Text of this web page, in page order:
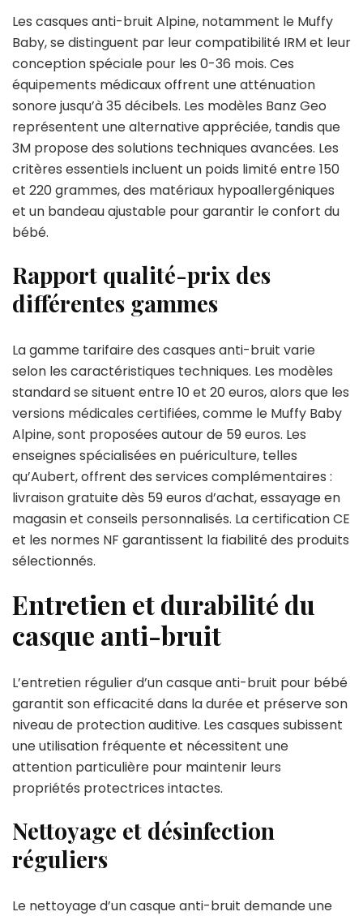
Les casques anti-bruit Alpine, notamment le Muffy
Baby, se distinguent par leur compatibilité IRM et leur
conception spéciale pour les 0-36 mois. Ces
équipements médicaux offrent une atténuation
sonore jusqu’à 35 décibels. Les modèles Banz Geo
représentent une alternative appréciée, tandis que
3M propose des solutions techniques avancées. Les
critères essentiels incluent un poids limité entre 150
et 220 grammes, des matériaux hypoallergéniques
et un bandeau ajustable pour garantir le confort du
bébé.
Rapport qualité-prix des
différentes gammes
La gamme tarifaire des casques anti-bruit varie
selon les caractéristiques techniques. Les modèles
standard se situent entre 10 et 20 euros, alors que les
versions médicales certifiées, comme le Muffy Baby
Alpine, sont proposées autour de 59 euros. Les
enseignes spécialisées en puériculture, telles
qu’Aubert, offrent des services complémentaires :
livraison gratuite dès 59 euros d’achat, essayage en
magasin et conseils personnalisés. La certification CE
et les normes NF garantissent la fiabilité des produits
sélectionnés.
Entretien et durabilité du
casque anti-bruit
L’entretien régulier d’un casque anti-bruit pour bébé
garantit son efficacité dans la durée et préserve son
niveau de protection auditive. Les casques subissent
une utilisation fréquente et nécessitent une
attention particulière pour maintenir leurs
propriétés protectrices intactes.
Nettoyage et désinfection
réguliers
Le nettoyage d’un casque anti-bruit demande une